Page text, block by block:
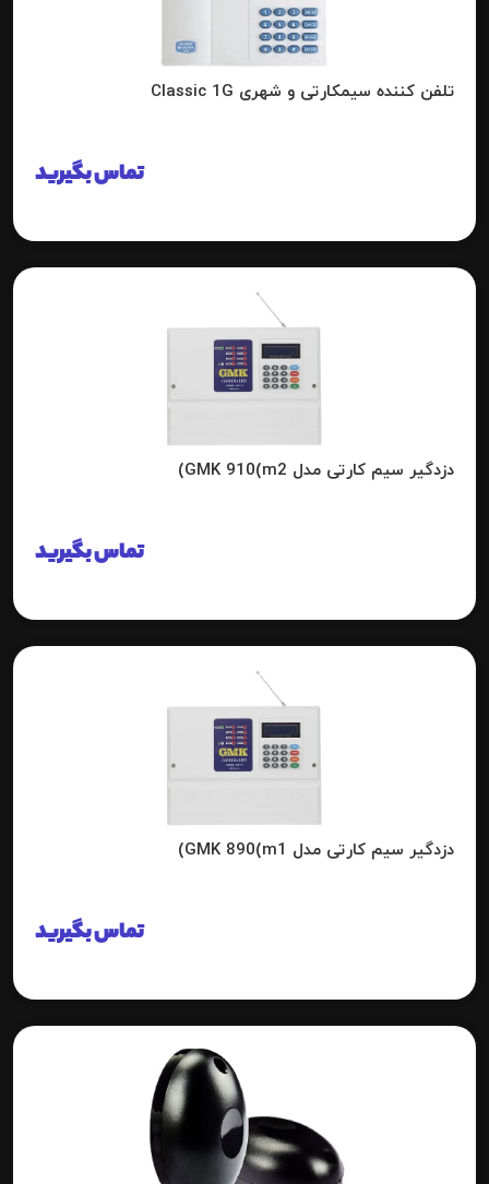
تلفن کننده سیمکارتی و شهری Classic 1G
تماس بگیرید
دزدگیر سیم کارتی مدل GMK 910(m2)
تماس بگیرید
دزدگیر سیم کارتی مدل GMK 890(m1)
تماس بگیرید